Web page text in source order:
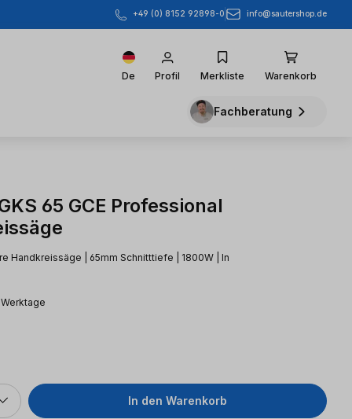
+49 (0) 8152 92898-0 info@sautershop.de
De Profil Merkliste Warenkorb
Fachberatung
65 GCE Professional
Handkreissäge | 65mm Schnitttiefe | 1800W | In
In den Warenkorb